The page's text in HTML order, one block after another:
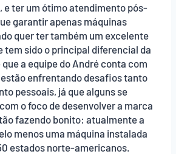
e ter um ótimo atendimento pós-
garantir apenas máquinas
quer ter também um excelente
tem sido o principal diferencial da
a equipe do André conta com
enfrentando desafios tanto
pessoais, já que alguns se
o foco de desenvolver a marca
fazendo bonito: atualmente a
menos uma máquina instalada
estados norte-americanos.